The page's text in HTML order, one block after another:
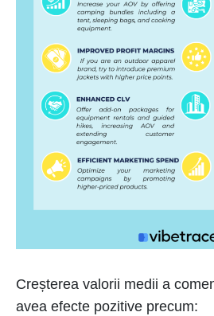
Creșterea valorii medii a
avea efecte pozitive precum: